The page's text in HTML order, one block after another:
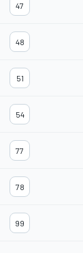
47
48
51
54
77
78
99